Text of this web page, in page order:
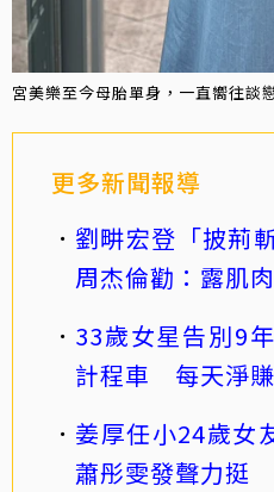
宮美樂至今母胎單身，一直嚮往談
更多新聞報導
劉畊宏登「披荊
周杰倫勸：露肌
33歲女星告別9
計程車 每天淨
姜厚任小24歲女
蕭彤雯發聲力挺